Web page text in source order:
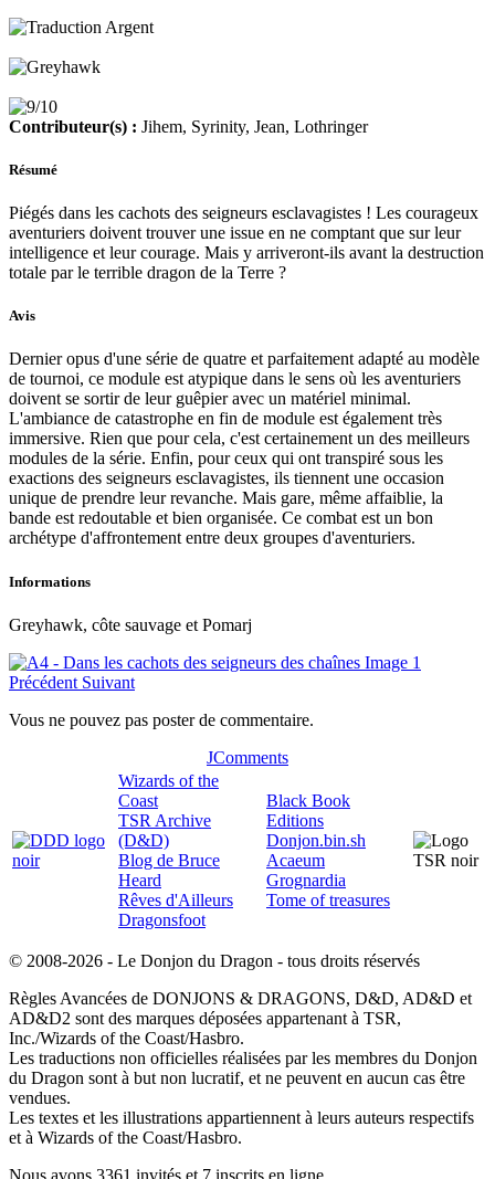
Contributeur(s) : Jihem, Syrinity, Jean, Lothringer
Résumé
Piégés dans les cachots des seigneurs esclavagistes ! Les courageux
aventuriers doivent trouver une issue en ne comptant que sur leur
intelligence et leur courage. Mais y arriveront-ils avant la destruction
totale par le terrible dragon de la Terre ?
Avis
Dernier opus d'une série de quatre et parfaitement adapté au modèle
de tournoi, ce module est atypique dans le sens où les aventuriers
doivent se sortir de leur guêpier avec un matériel minimal.
L'ambiance de catastrophe en fin de module est également très
immersive. Rien que pour cela, c'est certainement un des meilleurs
modules de la série. Enfin, pour ceux qui ont transpiré sous les
exactions des seigneurs esclavagistes, ils tiennent une occasion
unique de prendre leur revanche. Mais gare, même affaiblie, la
bande est redoutable et bien organisée. Ce combat est un bon
archétype d'affrontement entre deux groupes d'aventuriers.
Informations
Greyhawk, côte sauvage et Pomarj
Précédent Suivant
Vous ne pouvez pas poster de commentaire.
JComments
Wizards of the
Coast
TSR Archive
(D&D)
Blog de Bruce
Heard
Rêves d'Ailleurs
Dragonsfoot
Black Book
Editions
Donjon.bin.sh
Acaeum
Grognardia
Tome of treasures
© 2008-2026 - Le Donjon du Dragon - tous droits réservés
Règles Avancées de DONJONS & DRAGONS, D&D, AD&D et
AD&D2 sont des marques déposées appartenant à TSR,
Inc./Wizards of the Coast/Hasbro.
Les traductions non officielles réalisées par les membres du Donjon
du Dragon sont à but non lucratif, et ne peuvent en aucun cas être
vendues.
Les textes et les illustrations appartiennent à leurs auteurs respectifs
et à Wizards of the Coast/Hasbro.
Nous avons 3361 invités et 7 inscrits en ligne